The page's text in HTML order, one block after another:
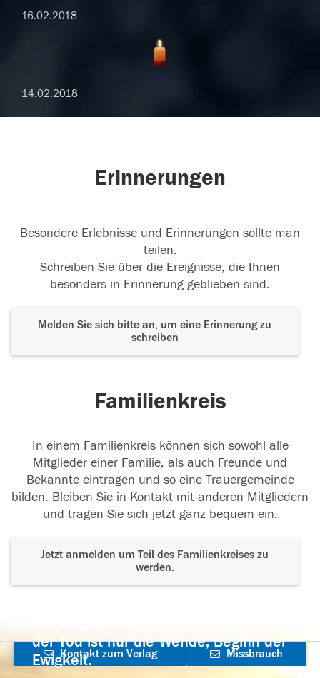
16.02.2018
14.02.2018
Erinnerungen
Besondere Erlebnisse und Erinnerungen sollte man
teilen.
Schreiben Sie über die Ereignisse, die Ihnen
besonders in Erinnerung geblieben sind.
Melden Sie sich bitte an, um eine Erinnerung zu
schreiben
Familienkreis
In einem Familienkreis können sich sowohl alle
Mitglieder einer Familie, als auch Freunde und
Bekannte eintragen und so eine Trauergemeinde
bilden. Bleiben Sie in Kontakt mit anderen Mitgliedern
und tragen Sie sich jetzt ganz bequem ein.
Jetzt anmelden um Teil des Familienkreises zu
werden.
der Tod ist nur die Wende, Beginn der
Ewigkeit.
Kontakt zum Verlag
Missbrauch